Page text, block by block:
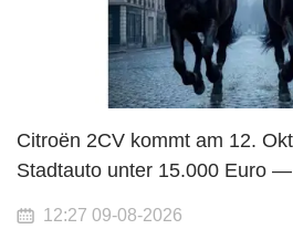
Citroën 2CV kommt am 12.
Stadtauto unter 15.000 Euro
12:27 09-08-2026